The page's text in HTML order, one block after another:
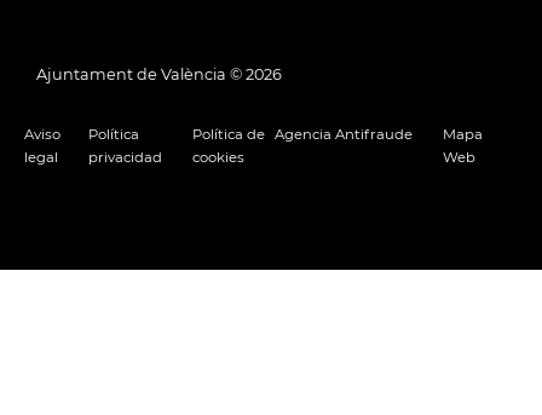
Ajuntament de València © 2026
Aviso
legal
Política
privacidad
Política de
cookies
Agencia Antifraude
Mapa
Web